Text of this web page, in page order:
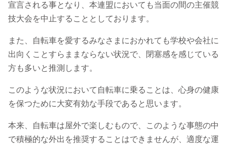
宣言される事となり、本連盟においても当面の間の主催競
技大会を中止することとしております。
また、自転車を愛するみなさまにおかれても学校や会社に
出向くことすらままならない状況で、閉塞感を感じている
方も多いと推測します。
このような状況において自転車に乗ることは、心身の健康
を保つために大変有効な手段であると思います。
本来、自転車は屋外で楽しむもので、このような事態の中
で積極的な外出を推奨することはできませんが、適度な運